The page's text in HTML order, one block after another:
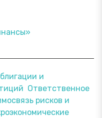
и
Ответственное
рисков и